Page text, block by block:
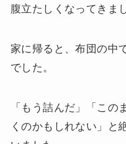
腹立たしくなってきま
家に帰ると、布団の中
でした。
「もう詰んだ」「この
くのかもしれない」と